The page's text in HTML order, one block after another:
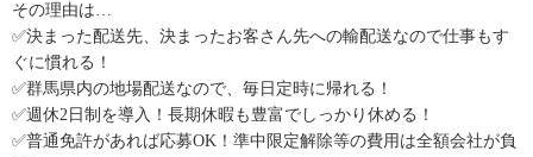
その理由は…
✅決まった配送先、決まったお客さん先への輸配送なので仕事もす
ぐに慣れる！
✅群馬県内の地場配送なので、毎日定時に帰れる！
✅週休2日制を導入！長期休暇も豊富でしっかり休める！
✅普通免許があれば応募OK！準中限定解除等の費用は全額会社が負